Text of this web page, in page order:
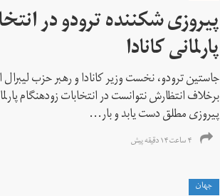
پیروزی شکننده ترودو در
پارلمانی کانادا
جاستین ترودو، نخست وزیر کانادا و رهبر حزب
برخلاف انتظارش نتوانست در انتخابات زود‌هنگام
پیروزی مطلق دست یابد و بار...
۴ ساعت ۱۴ دقیقه پیش
جهان